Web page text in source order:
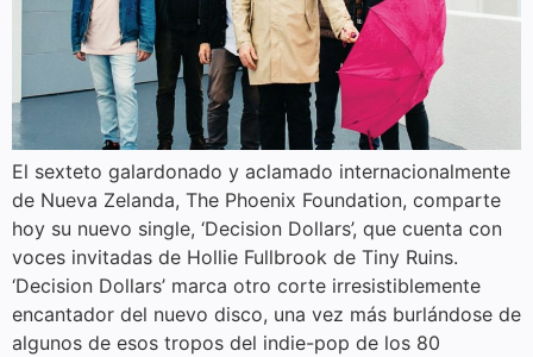
El sexteto galardonado y aclamado internacionalmente
de Nueva Zelanda, The Phoenix Foundation, comparte
hoy su nuevo single, ‘Decision Dollars’, que cuenta con
voces invitadas de Hollie Fullbrook de Tiny Ruins.
‘Decision Dollars’ marca otro corte irresistiblemente
encantador del nuevo disco, una vez más burlándose de
algunos de esos tropos del indie-pop de los 80